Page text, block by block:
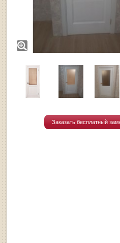
Заказать бесплатный